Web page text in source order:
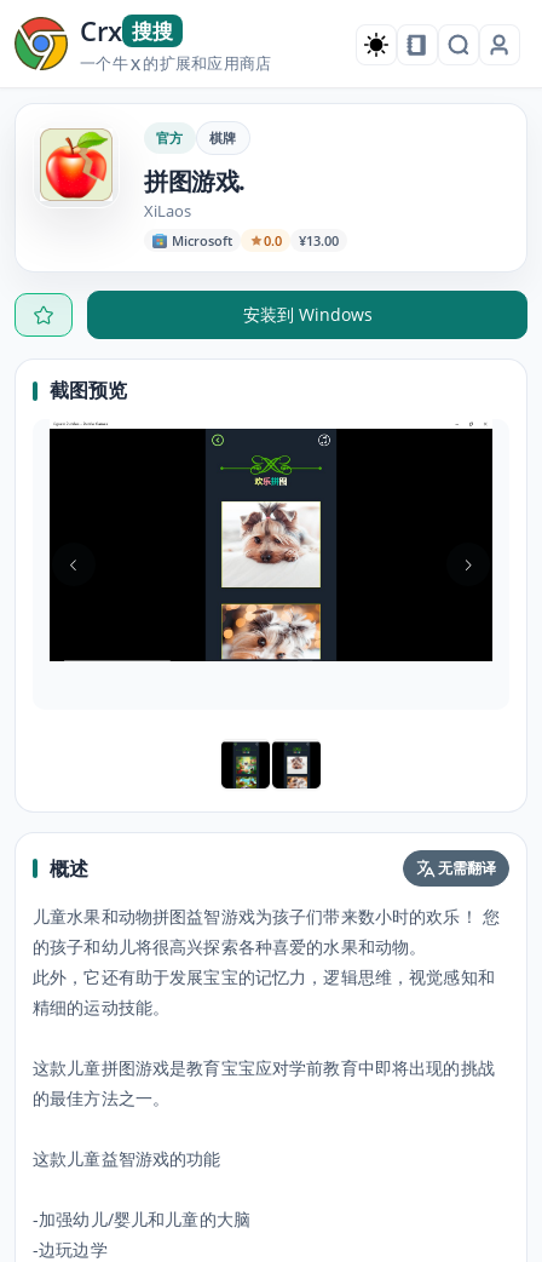
Crx 搜搜
一个牛X的扩展和应用商店
官方 棋牌
拼图游戏.
XiLaos
Microsoft 0.0 ¥13.00
安装到 Windows
截图预览
概述 无需翻译
儿童水果和动物拼图益智游戏为孩子们带来数小时的欢乐！ 您
的孩子和幼儿将很高兴探索各种喜爱的水果和动物。
此外，它还有助于发展宝宝的记忆力，逻辑思维，视觉感知和
精细的运动技能。
这款儿童拼图游戏是教育宝宝应对学前教育中即将出现的挑战
的最佳方法之一。
这款儿童益智游戏的功能
-加强幼儿/婴儿和儿童的大脑
-边玩边学